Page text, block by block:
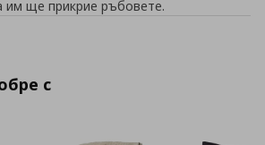
им ще прикрие ръбовете.
с